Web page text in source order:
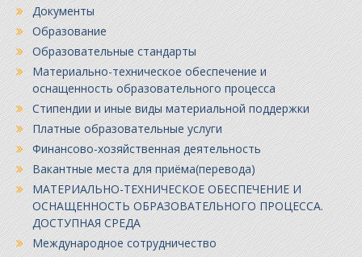
Документы
Образование
Образовательные стандарты
Материально-техническое обеспечение и
оснащенность образовательного процесса
Стипендии и иные виды материальной поддержки
Платные образовательные услуги
Финансово-хозяйственная деятельность
Вакантные места для приёма(перевода)
МАТЕРИАЛЬНО-ТЕХНИЧЕСКОЕ ОБЕСПЕЧЕНИЕ И
ОСНАЩЕННОСТЬ ОБРАЗОВАТЕЛЬНОГО ПРОЦЕССА.
ДОСТУПНАЯ СРЕДА
Международное сотрудничество